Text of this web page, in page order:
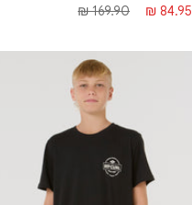
מחיר
84.95 ₪
מחיר
169.90 ₪